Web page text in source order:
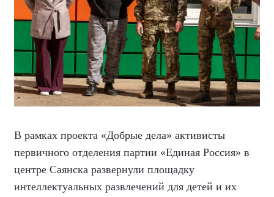
В рамках проекта «Добрые дела» активисты
первичного отделения партии «Единая Россия» в
центре Саянска развернули площадку
интеллектуальных развлечений для детей и их